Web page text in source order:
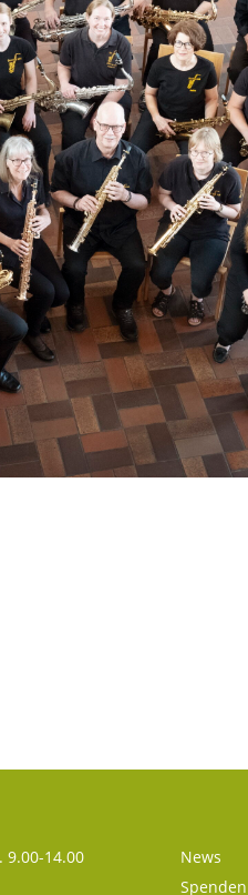
9.00-14.00
News
Spenden